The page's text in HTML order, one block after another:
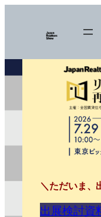
ス
＼ただいま、
出展検討資